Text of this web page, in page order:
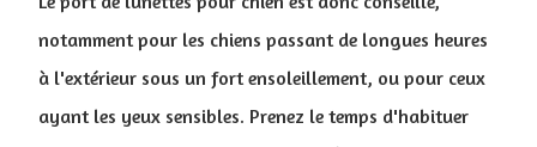
notamment pour les chiens passant de longues heures
à l'extérieur sous un fort ensoleillement, ou pour ceux
ayant les yeux sensibles. Prenez le temps d'habituer